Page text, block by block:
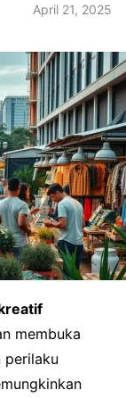
April 21, 2025
membuka
perilaku